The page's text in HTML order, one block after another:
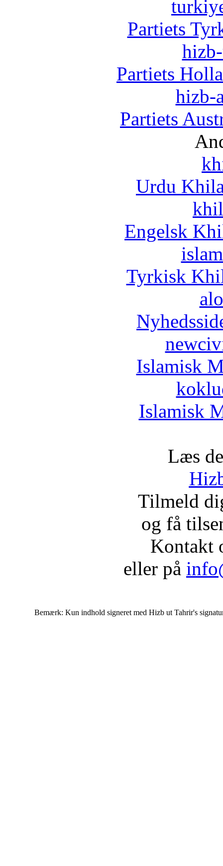
Partiets
Partiets
hizb-
Partiets
Urdu
Engelsk
Tyrkisk
Islamisk
Islamisk
Læs
Tilmeld
og få
Kontakt
eller på
Bemærk: Kun indhold signeret med Hizb ut Tahrir's